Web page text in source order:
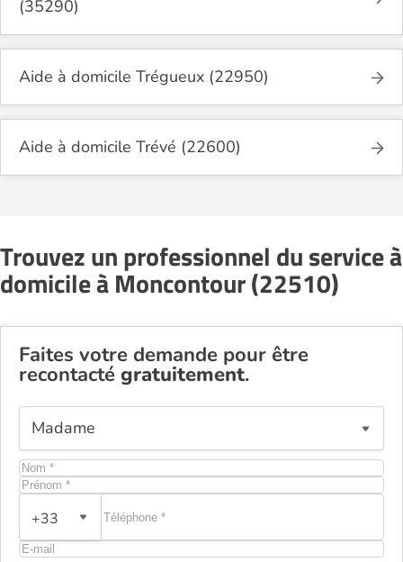
(35290)
Aide à domicile Trégueux (22950)
Aide à domicile Trévé (22600)
Trouvez un professionnel du service à
domicile à Moncontour (22510)
Faites votre demande pour être
recontacté gratuitement.
+33